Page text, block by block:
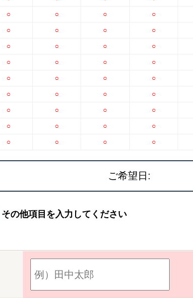
○
○
○
○
○
○
○
○
○
○
○
○
○
○
○
○
○
○
○
○
○
○
○
○
○
○
○
○
○
○
○
○
○
○
○
○
ご希望日:
その他項目を入力してください